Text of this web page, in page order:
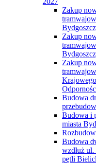
Zakup
Zakup
Zakup
Budowa
Budowa i
miasta
Budowa
wzdłuż
pętli